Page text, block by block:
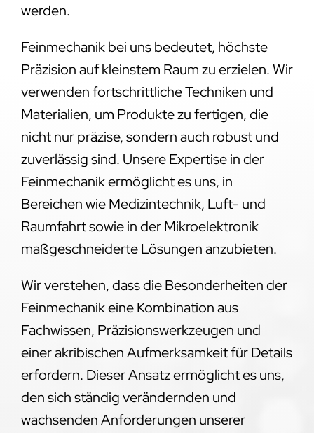
werden.
Feinmechanik bei uns bedeutet, höchste
Präzision auf kleinstem Raum zu erzielen. Wir
verwenden fortschrittliche Techniken und
Materialien, um Produkte zu fertigen, die
nicht nur präzise, sondern auch robust und
zuverlässig sind. Unsere Expertise in der
Feinmechanik ermöglicht es uns, in
Bereichen wie Medizintechnik, Luft- und
Raumfahrt sowie in der Mikroelektronik
maßgeschneiderte Lösungen anzubieten.
Wir verstehen, dass die Besonderheiten der
Feinmechanik eine Kombination aus
Fachwissen, Präzisionswerkzeugen und
einer akribischen Aufmerksamkeit für Details
erfordern. Dieser Ansatz ermöglicht es uns,
den sich ständig verändernden und
wachsenden Anforderungen unserer